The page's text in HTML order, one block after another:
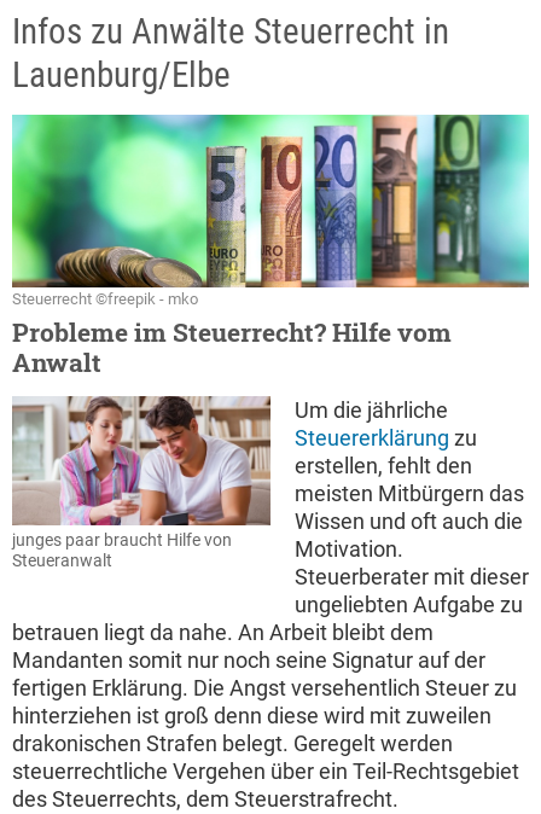
Infos zu Anwälte Steuerrecht in
Lauenburg/Elbe
Steuerrecht ©freepik - mko
Probleme im Steuerrecht? Hilfe vom
Anwalt
junges paar braucht Hilfe von
Steueranwalt
Um die jährliche
Steuererklärung zu
erstellen, fehlt den
meisten Mitbürgern das
Wissen und oft auch die
Motivation.
Steuerberater mit dieser
ungeliebten Aufgabe zu
betrauen liegt da nahe. An Arbeit bleibt dem
Mandanten somit nur noch seine Signatur auf der
fertigen Erklärung. Die Angst versehentlich Steuer zu
hinterziehen ist groß denn diese wird mit zuweilen
drakonischen Strafen belegt. Geregelt werden
steuerrechtliche Vergehen über ein Teil-Rechtsgebiet
des Steuerrechts, dem Steuerstrafrecht.